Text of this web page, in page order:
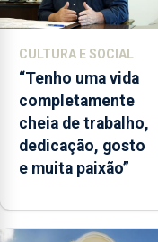
CULTURA E SOCIAL
“Tenho uma vida
completamente
cheia de trabalho,
dedicação, gosto
e muita paixão”